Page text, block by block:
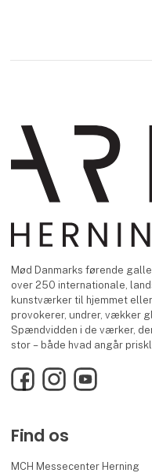
Mød Danmarks førende
over 250 internationale,
kunstværker til hjemmet
provokerer, undrer, vækker
Spændvidden i de værker,
stor – både hvad angår
FacebookInstagramYouTube
Find os
MCH Messecenter Herning